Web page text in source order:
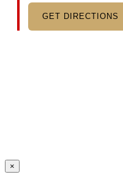
GET DIRECTIONS
×